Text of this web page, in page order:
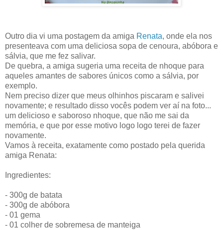
Outro dia vi uma postagem da amiga Renata, onde ela nos
presenteava com uma deliciosa sopa de cenoura, abóbora e
sálvia, que me fez salivar.
De quebra, a amiga sugeria uma receita de nhoque para
aqueles amantes de sabores únicos como a sálvia, por
exemplo.
Nem preciso dizer que meus olhinhos piscaram e salivei
novamente; e resultado disso vocês podem ver aí na foto...
um delicioso e saboroso nhoque, que não me sai da
memória, e que por esse motivo logo logo terei de fazer
novamente.
Vamos à receita, exatamente como postado pela querida
amiga Renata:
Ingredientes:
- 300g de batata
- 300g de abóbora
- 01 gema
- 01 colher de sobremesa de manteiga